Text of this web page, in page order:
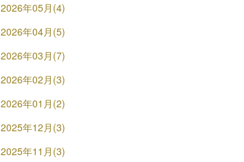
2026年05月(4)
2026年04月(5)
2026年03月(7)
2026年02月(3)
2026年01月(2)
2025年12月(3)
2025年11月(3)